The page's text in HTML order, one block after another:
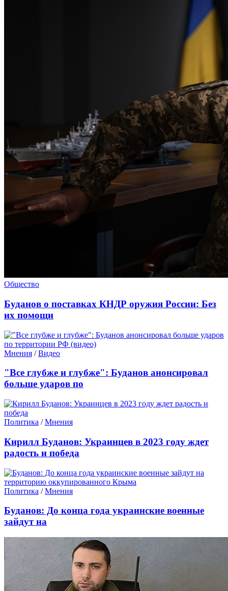
Общество
Буданов о поставках КНДР оружия России: Без
их помощи
Мнения /Видео
"Все глубже и глубже": Буданов анонсировал
больше ударов по
Политика /Мнения
Кирилл Буданов: Украинцев в 2023 году ждет
радость и победа
Политика /Мнения
Буданов: До конца года украинские военные
зайдут на